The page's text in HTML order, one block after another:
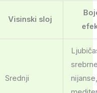
Visinski sloj
Srednji